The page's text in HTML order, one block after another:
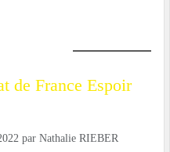
de France Espoir
par Nathalie RIEBER